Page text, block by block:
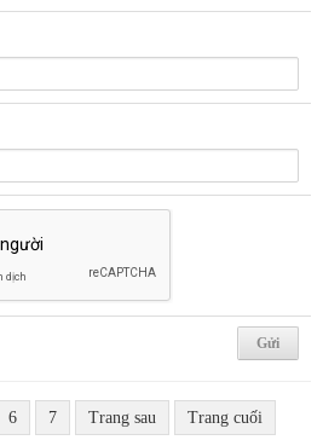
6 7 Trang sau Trang cuối